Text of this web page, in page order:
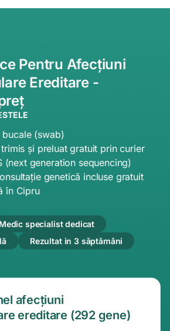
Pentru Afecțiuni
Ereditare -
(swab)
și preluat gratuit prin curier
(next generation sequencing)
genetică incluse gratuit
în Cipru
Medic specialist dedicat
Rezultat in 3 sǎptămâni
afecțiuni
ereditare (292 gene)